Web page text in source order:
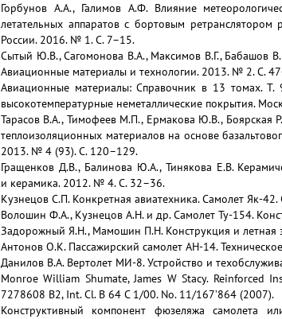
Горбунов А.А., Галимов А.Ф. Влияние
летательных аппаратов с бортовым
России. 2016. № 1. С. 7–15.
Сытый Ю.В., Сагомонова В.А., Максимов В.Г., Бабашов
Авиационные материалы и технологии. 2013. № 2. С.
Авиационные материалы: Справочник в 13 томах. Т.
высокотемпературные неметаллические покрытия.
Тарасов В.А., Тимофеев М.П., Ермакова Ю.В., Боярская
теплоизоляционных материалов на основе
2013. № 4 (93). С. 120–129.
Гращенков Д.В., Балинова Ю.А., Тинякова Е.В.
и керамика. 2012. № 4. С. 32–36.
Кузнецов С.П. Конкретная авиатехника. Самолет Як-42.
Волошин Ф.А., Кузнецов А.Н. и др. Самолет Ту-154.
Задорожный Я.Н., Мамошин П.Н. Конструкция и летная
Антонов О.К. Пассажирский самолет АН-14.
Данилов В.А. Вертолет МИ-8. Устройство и
Monroe William Shumate, James W Stacy.
7278608 B2, Int. Cl. B 64 C 1/00. No. 11/167’864 (2007).
Конструктивный компонент фюзеляжа самолета